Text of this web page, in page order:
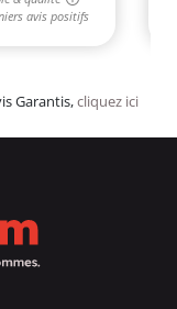
Garantis,cliquez ici